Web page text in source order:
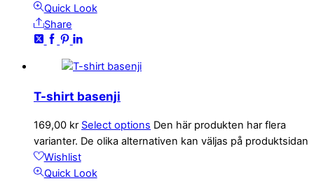
Quick Look
Share
T-shirt basenji
169,00 kr Select options Den här produkten har flera
varianter. De olika alternativen kan väljas på produktsidan
Wishlist
Quick Look